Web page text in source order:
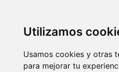
Utilizamos
Usamos cookies y otras
para mejorar tu